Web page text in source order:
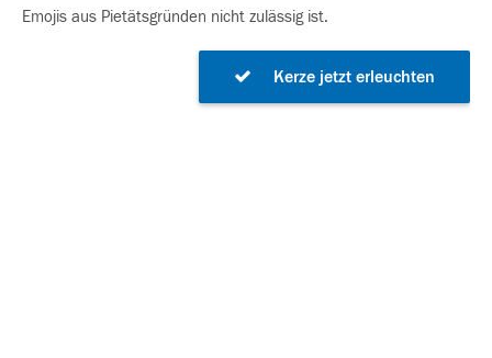
Emojis aus Pietätsgründen nicht zulässig ist.
Kerze jetzt erleuchten